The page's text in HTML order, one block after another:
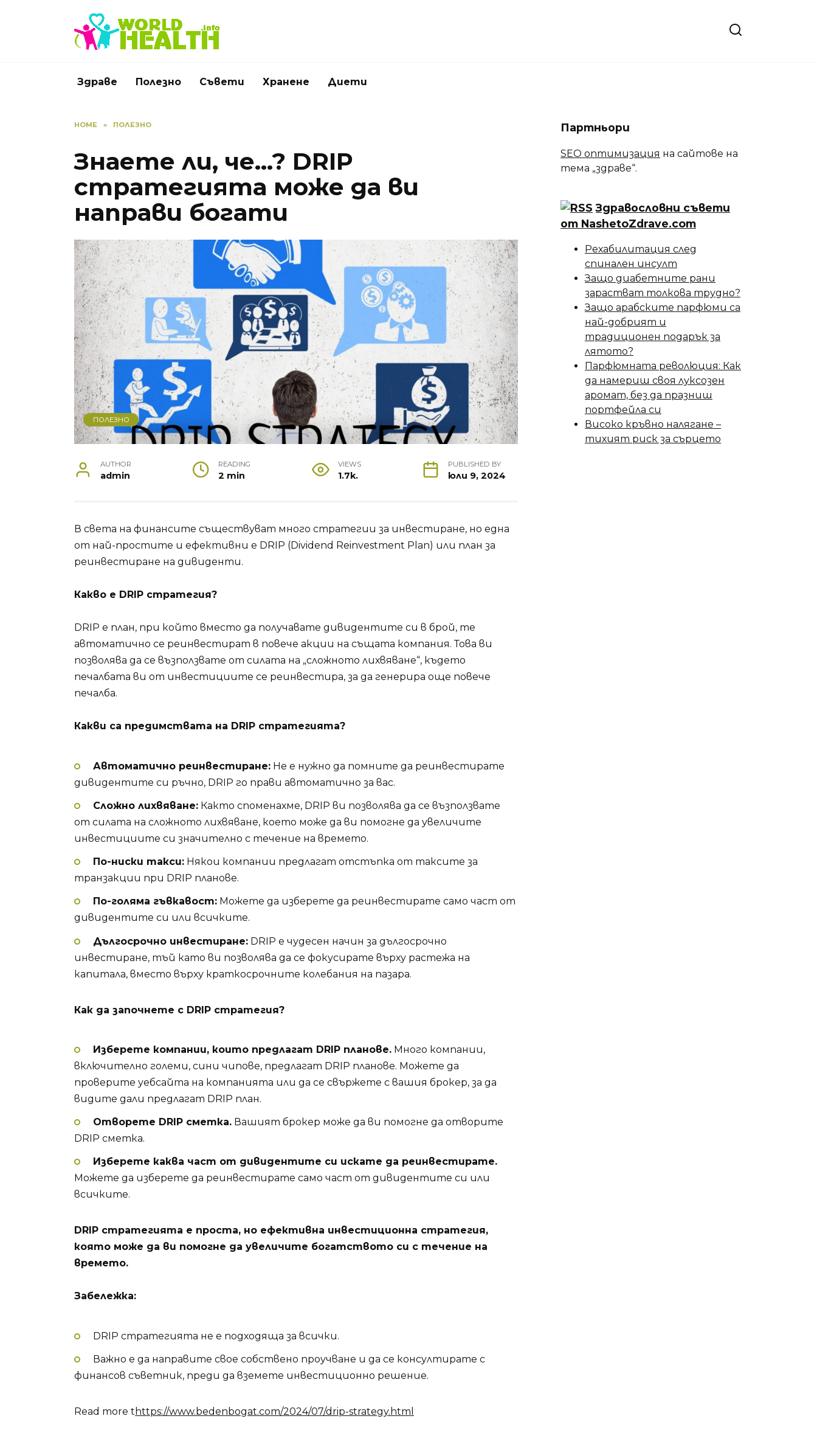
Здраве Полезно Съвети Хранене Диети
HOME » ПОЛЕЗНО
Знаете ли, че…? DRIP
стратегията може да ви
направи богати
ПОЛЕЗНО
AUTHOR
admin
READING
2 min
VIEWS
1.7k.
PUBLISHED BY
юли 9, 2024
В света на финансите съществуват много стратегии за инвестиране, но една
от най-простите и ефективни е DRIP (Dividend Reinvestment Plan) или план за
реинвестиране на дивиденти.
Какво е DRIP стратегия?
DRIP е план, при който вместо да получавате дивидентите си в брой, те
автоматично се реинвестират в повече акции на същата компания. Това ви
позволява да се възползвате от силата на „сложното лихвяване“, където
печалбата ви от инвестициите се реинвестира, за да генерира още повече
печалба.
Какви са предимствата на DRIP стратегията?
Автоматично реинвестиране:Не е нужно да помните да реинвестирате
дивидентите си ръчно, DRIP го прави автоматично за вас.
Сложно лихвяване:Както споменахме, DRIP ви позволява да се възползвате
от силата на сложното лихвяване, което може да ви помогне да увеличите
инвестициите си значително с течение на времето.
По-ниски такси:Някои компании предлагат отстъпка от таксите за
транзакции при DRIP планове.
По-голяма гъвкавост:Можете да изберете да реинвестирате само част от
дивидентите си или всичките.
Дългосрочно инвестиране:DRIP е чудесен начин за дългосрочно
инвестиране, тъй като ви позволява да се фокусирате върху растежа на
капитала, вместо върху краткосрочните колебания на пазара.
Как да започнете с DRIP стратегия?
Изберете компании, които предлагат DRIP планове.Много компании,
включително големи, сини чипове, предлагат DRIP планове. Можете да
проверите уебсайта на компанията или да се свържете с вашия брокер, за да
видите дали предлагат DRIP план.
Отворете DRIP сметка.Вашият брокер може да ви помогне да отворите
DRIP сметка.
Изберете каква част от дивидентите си искате да реинвестирате.
Можете да изберете да реинвестирате само част от дивидентите си или
всичките.
DRIP стратегията е проста, но ефективна инвестиционна стратегия,
която може да ви помогне да увеличите богатството си с течение на
времето.
Забележка:
DRIP стратегията не е подходяща за всички.
Важно е да направите свое собствено проучване и да се консултирате с
финансов съветник, преди да вземете инвестиционно решение.
Read more t https://www.bedenbogat.com/2024/07/drip-strategy.html
Партньори
SEO оптимизация на сайтове на
тема „здраве“.
Здравословни съвети
от NashetoZdrave.com
Рехабилитация след
спинален инсулт
Защо диабетните рани
зарастват толкова трудно?
Защо арабските парфюми са
най-добрият и
традиционен подарък за
лятото?
Парфюмната революция: Как
да намериш своя луксозен
аромат, без да празниш
портфейла си
Високо кръвно налягане –
тихият риск за сърцето